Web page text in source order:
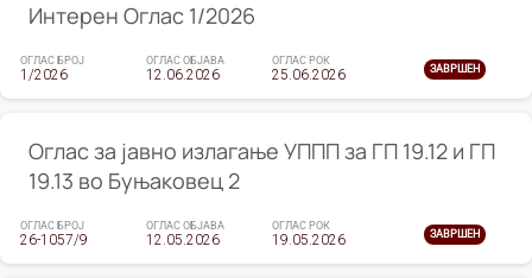
Интерен Оглас 1/2026
ОГЛАС БРОЈ
1/2026
ОГЛАС ОБЈАВА
12.06.2026
ОГЛАС РОК
25.06.2026 ЗАВРШЕН
Оглас за јавно излагање УППП за ГП 19.12 и ГП
19.13 во Буњаковец 2
ОГЛАС БРОЈ
26-1057/9
ОГЛАС ОБЈАВА
12.05.2026
ОГЛАС РОК
19.05.2026 ЗАВРШЕН